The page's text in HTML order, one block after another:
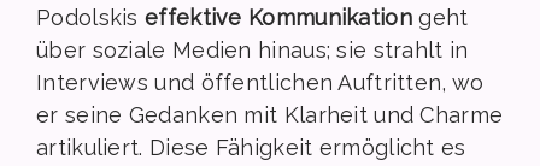
Podolskis effektive Kommunikationgeht
über soziale Medien hinaus; sie strahlt in
Interviews und öffentlichen Auftritten, wo
er seine Gedanken mit Klarheit und Charme
artikuliert. Diese Fähigkeit ermöglicht es